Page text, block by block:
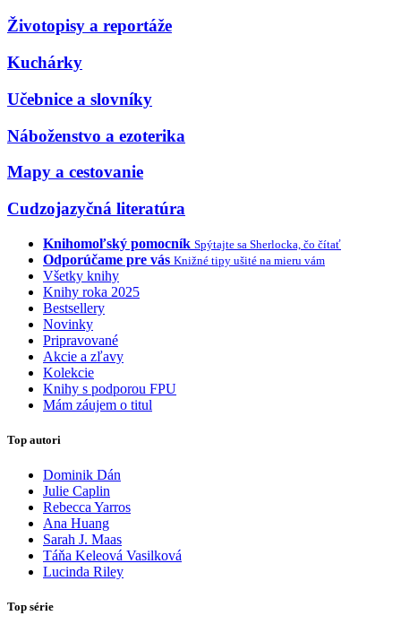
Životopisy a reportáže
Kuchárky
Učebnice a slovníky
Náboženstvo a ezoterika
Mapy a cestovanie
Cudzojazyčná literatúra
Knihomoľský pomocník Spýtajte sa Sherlocka, čo čítať
Odporúčame pre vás Knižné tipy ušité na mieru vám
Všetky knihy
Knihy roka 2025
Bestsellery
Novinky
Pripravované
Akcie a zľavy
Kolekcie
Knihy s podporou FPU
Mám záujem o titul
Top autori
Dominik Dán
Julie Caplin
Rebecca Yarros
Ana Huang
Sarah J. Maas
Táňa Keleová Vasilková
Lucinda Riley
Top série